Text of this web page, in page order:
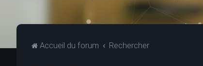
Accueil du forum Rechercher